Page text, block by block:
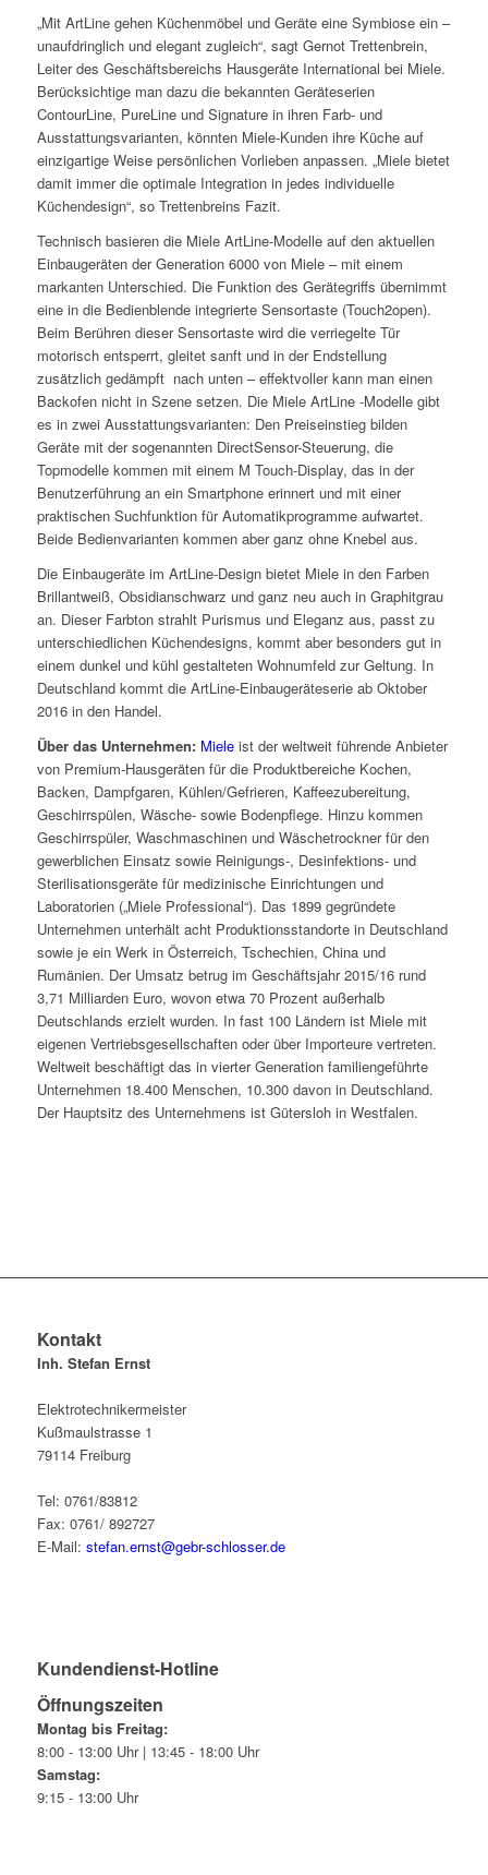
„Mit ArtLine gehen Küchenmöbel und Geräte eine Symbiose ein –
unaufdringlich und elegant zugleich“, sagt Gernot Trettenbrein,
Leiter des Geschäftsbereichs Hausgeräte International bei Miele.
Berücksichtige man dazu die bekannten Geräteserien
ContourLine, PureLine und Signature in ihren Farb- und
Ausstattungsvarianten, könnten Miele-Kunden ihre Küche auf
einzigartige Weise persönlichen Vorlieben anpassen. „Miele bietet
damit immer die optimale Integration in jedes individuelle
Küchendesign“, so Trettenbreins Fazit.
Technisch basieren die Miele ArtLine-Modelle auf den aktuellen
Einbaugeräten der Generation 6000 von Miele – mit einem
markanten Unterschied. Die Funktion des Gerätegriffs übernimmt
eine in die Bedienblende integrierte Sensortaste (Touch2open).
Beim Berühren dieser Sensortaste wird die verriegelte Tür
motorisch entsperrt, gleitet sanft und in der Endstellung
zusätzlich gedämpft nach unten – effektvoller kann man einen
Backofen nicht in Szene setzen. Die Miele ArtLine -Modelle gibt
es in zwei Ausstattungsvarianten: Den Preiseinstieg bilden
Geräte mit der sogenannten DirectSensor-Steuerung, die
Topmodelle kommen mit einem M Touch-Display, das in der
Benutzerführung an ein Smartphone erinnert und mit einer
praktischen Suchfunktion für Automatikprogramme aufwartet.
Beide Bedienvarianten kommen aber ganz ohne Knebel aus.
Die Einbaugeräte im ArtLine-Design bietet Miele in den Farben
Brillantweiß, Obsidianschwarz und ganz neu auch in Graphitgrau
an. Dieser Farbton strahlt Purismus und Eleganz aus, passt zu
unterschiedlichen Küchendesigns, kommt aber besonders gut in
einem dunkel und kühl gestalteten Wohnumfeld zur Geltung. In
Deutschland kommt die ArtLine-Einbaugeräteserie ab Oktober
2016 in den Handel.
Über das Unternehmen: Mieleist der weltweit führende Anbieter
von Premium-Hausgeräten für die Produktbereiche Kochen,
Backen, Dampfgaren, Kühlen/Gefrieren, Kaffeezubereitung,
Geschirrspülen, Wäsche- sowie Bodenpflege. Hinzu kommen
Geschirrspüler, Waschmaschinen und Wäschetrockner für den
gewerblichen Einsatz sowie Reinigungs-, Desinfektions- und
Sterilisationsgeräte für medizinische Einrichtungen und
Laboratorien („Miele Professional“). Das 1899 gegründete
Unternehmen unterhält acht Produktionsstandorte in Deutschland
sowie je ein Werk in Österreich, Tschechien, China und
Rumänien. Der Umsatz betrug im Geschäftsjahr 2015/16 rund
3,71 Milliarden Euro, wovon etwa 70 Prozent außerhalb
Deutschlands erzielt wurden. In fast 100 Ländern ist Miele mit
eigenen Vertriebsgesellschaften oder über Importeure vertreten.
Weltweit beschäftigt das in vierter Generation familiengeführte
Unternehmen 18.400 Menschen, 10.300 davon in Deutschland.
Der Hauptsitz des Unternehmens ist Gütersloh in Westfalen.
Kontakt
Inh. Stefan Ernst
Elektrotechnikermeister
Kußmaulstrasse 1
79114 Freiburg
Tel: 0761/83812
Fax: 0761/ 892727
E-Mail: stefan.ernst@gebr-schlosser.de
Kundendienst-Hotline
Öffnungszeiten
Montag bis Freitag:
8:00 - 13:00 Uhr | 13:45 - 18:00 Uhr
Samstag:
9:15 - 13:00 Uhr